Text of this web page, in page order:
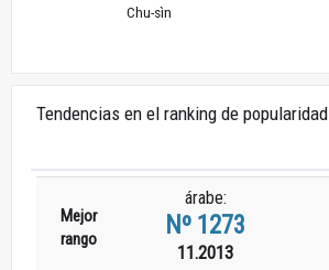
Chu-sìn
Tendencias en el ranking de popularidad
Mejor
rango
árabe:
Nº 1273
11.2013